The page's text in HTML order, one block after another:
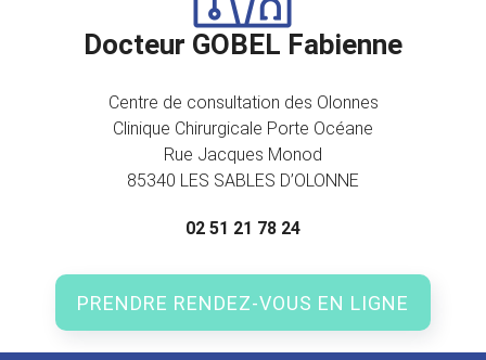
Docteur GOBEL Fabienne
Centre de consultation des Olonnes
Clinique Chirurgicale Porte Océane
Rue Jacques Monod
85340 LES SABLES D’OLONNE
02 51 21 78 24
PRENDRE RENDEZ-VOUS EN LIGNE